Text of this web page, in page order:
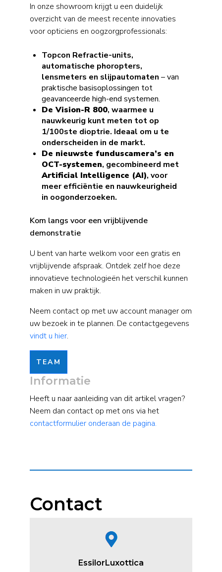
In onze showroom krijgt u een duidelijk
overzicht van de meest recente innovaties
voor opticiens en oogzorgprofessionals:
Topcon Refractie-units,
automatische phoropters,
lensmeters en slijpautomaten – van
praktische basisoplossingen tot
geavanceerde high-end systemen.
De Vision-R 800, waarmee u
nauwkeurig kunt meten tot op
1/100ste dioptrie. Ideaal om u te
onderscheiden in de markt.
De nieuwste funduscamera’s en
OCT-systemen, gecombineerd met
Artificial Intelligence (AI), voor
meer efficiëntie en nauwkeurigheid
in oogonderzoeken.
Kom langs voor een vrijblijvende
demonstratie
U bent van harte welkom voor een gratis en
vrijblijvende afspraak. Ontdek zelf hoe deze
innovatieve technologieën het verschil kunnen
maken in uw praktijk.
Neem contact op met uw account manager om
uw bezoek in te plannen. De contactgegevens
vindt u hier.
TEAM
Informatie
Heeft u naar aanleiding van dit artikel vragen?
Neem dan contact op met ons via het
contactformulier onderaan de pagina.
Contact
EssilorLuxottica